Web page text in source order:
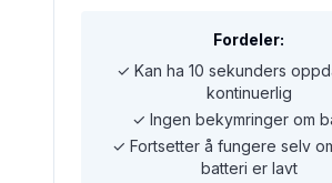
Fordeler:
✓ Kan ha 10 sekunders
kontinuerlig
✓ Ingen bekymringer om
✓ Fortsetter å fungere selv
batteri er lavt